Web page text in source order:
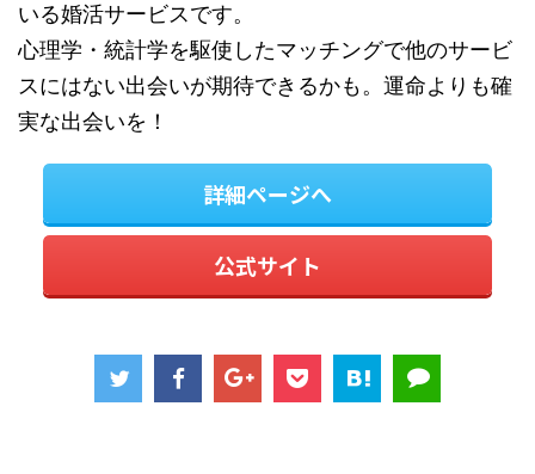
いる婚活サービスです。
心理学・統計学を駆使したマッチングで他のサービ
スにはない出会いが期待できるかも。運命よりも確
実な出会いを！
詳細ページへ
公式サイト